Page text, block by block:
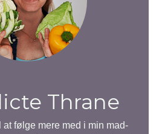
Thrane
at følge mere med i min mad-